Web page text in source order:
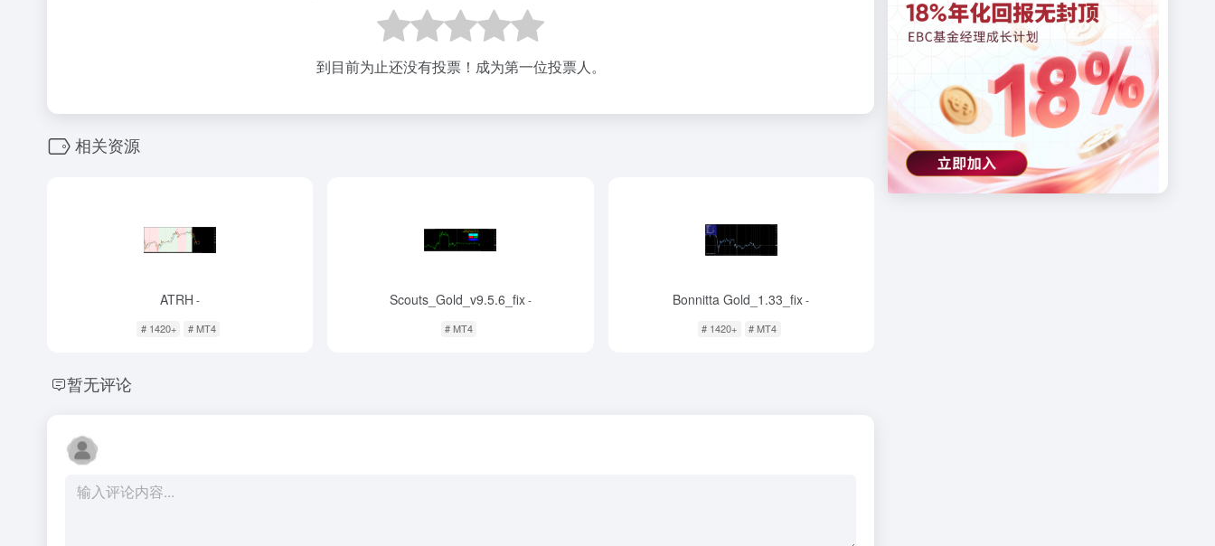
到目前为止还没有投票！成为第一位投票人。
相关资源
ATRH -
# 1420+ # MT4
Scouts_Gold_v9.5.6_fix-
# MT4
Bonnitta Gold_1.33_fix-
# 1420+ # MT4
暂无评论